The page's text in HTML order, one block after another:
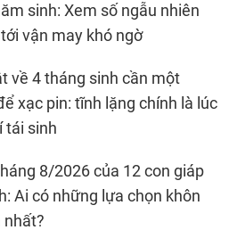
sinh: Xem số ngẫu nhiên
vận may khó ngờ
về 4 tháng sinh cần một
xạc pin: tĩnh lặng chính là lúc
tái sinh
8/2026 của 12 con giáp
Ai có những lựa chọn khôn
nhất?